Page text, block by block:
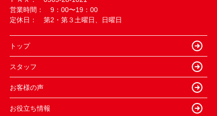
営業時間： 9：00〜19：00
定休日： 第2・第３土曜日、日曜日
トップ
スタッフ
お客様の声
お役立ち情報